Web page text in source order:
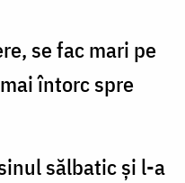
se fac mari pe
întorc spre
sălbatic şi l-a